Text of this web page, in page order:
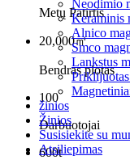
Neodimio
Keraminis
Alnico
Smco
Lankstus
žinios
Žinios
Susisiekite su
Atsiliepimas
Metų Patirtis
20,000㎡
Bendras plotas
100
Darbuotojai
600t